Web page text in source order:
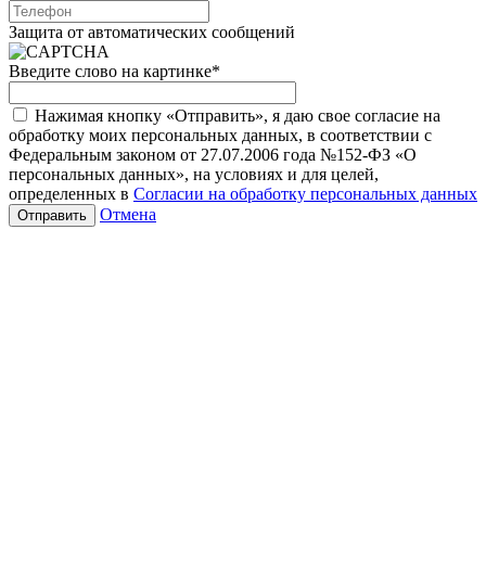
Защита от автоматических сообщений
Введите слово на картинке*
Нажимая кнопку «Отправить», я даю свое согласие на
обработку моих персональных данных, в соответствии с
Федеральным законом от 27.07.2006 года №152-ФЗ «О
персональных данных», на условиях и для целей,
определенных в Согласии на обработку персональных данных
Отмена